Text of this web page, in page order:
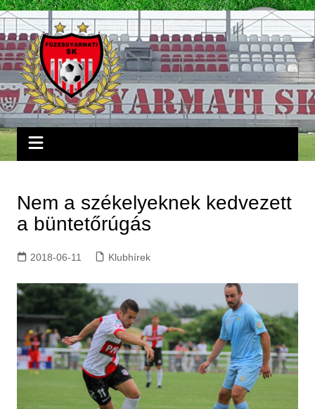
Skip
to
content
Nem a székelyeknek kedvezett
a büntetőrúgás
2018-06-11 Klubhírek